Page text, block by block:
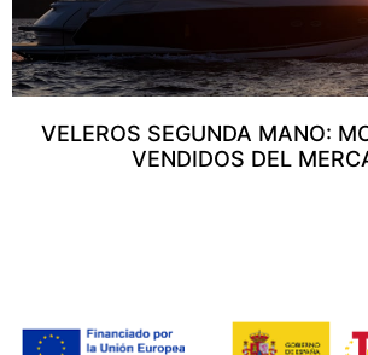
VELEROS SEGUNDA MANO:
VENDIDOS DEL